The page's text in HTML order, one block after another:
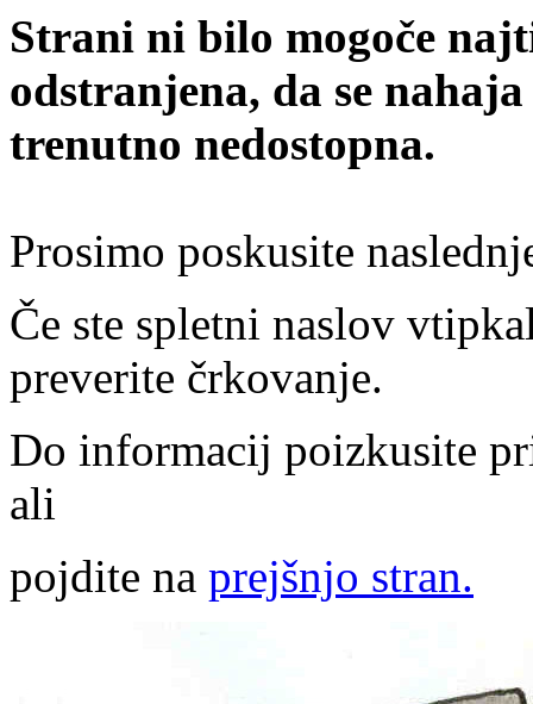
Strani ni bilo mogoče
odstranjena, da se
trenutno nedostopna.
Prosimo poskusite
Če ste spletni naslov
preverite črkovanje.
Do informacij poizkusite
ali
pojdite na prejšnjo stran.